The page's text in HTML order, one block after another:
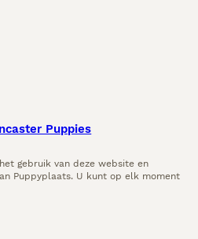
Puppies
gebruik van deze website en
Puppyplaats. U kunt op elk moment